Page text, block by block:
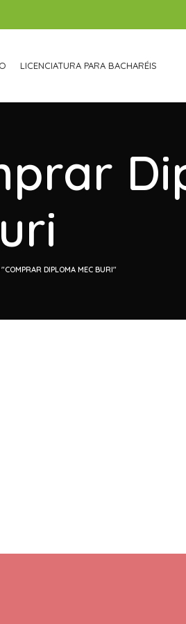
LICENCIATURA PARA BACHARÉIS
DIPLOMA MEC BURI"